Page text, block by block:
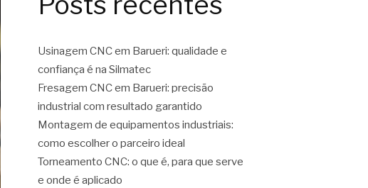
Usinagem CNC em Barueri: qualidade e
confiança é na Silmatec
Fresagem CNC em Barueri: precisão
industrial com resultado garantido
Montagem de equipamentos industriais:
como escolher o parceiro ideal
Torneamento CNC: o que é, para que serve
e onde é aplicado